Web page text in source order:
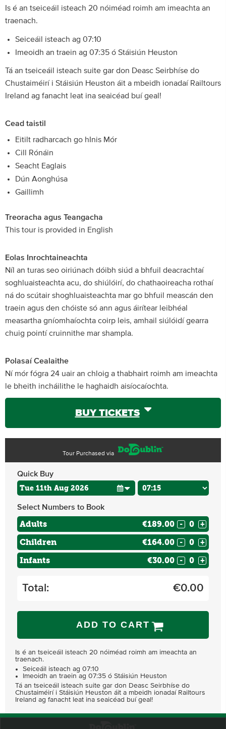
Is é an tseiceáil isteach 20 nóiméad roimh am imeachta an
traenach.
Seiceáil isteach ag 07:10
Imeoidh an traein ag 07:35 ó Stáisiún Heuston
Tá an tseiceáil isteach suite gar don Deasc Seirbhíse do
Chustaiméirí i Stáisiún Heuston áit a mbeidh ionadaí Railtours
Ireland ag fanacht leat ina seaicéad buí geal!
Cead taistil
Eitilt radharcach go hInis Mór
Cill Rónáin
Seacht Eaglais
Dún Aonghúsa
Gaillimh
Treoracha agus Teangacha
This tour is provided in English
Eolas Inrochtaineachta
Níl an turas seo oiriúnach dóibh siúd a bhfuil deacrachtaí
soghluaisteachta acu, do shiúlóirí, do chathaoireacha rothaí
ná do scútair shoghluaisteachta mar go bhfuil meascán den
traein agus den chóiste só ann agus áirítear leibhéal
measartha gníomhaíochta coirp leis, amhail siúlóidí gearra
chuig pointí cruinnithe mar shampla.
Polasaí Cealaithe
Ní mór fógra 24 uair an chloig a thabhairt roimh am imeachta
le bheith incháilithe le haghaidh aisíocaíochta.
BUY TICKETS
Tour Purchased via
Quick Buy
Select Numbers to Book
Adults €189.00 - +
Children €164.00 - +
Infants €30.00 - +
Total: €0.00
ADD TO CART
Is é an tseiceáil isteach 20 nóiméad roimh am imeachta an
traenach.
Seiceáil isteach ag 07:10
Imeoidh an traein ag 07:35 ó Stáisiún Heuston
Tá an tseiceáil isteach suite gar don Deasc Seirbhíse do
Chustaiméirí i Stáisiún Heuston áit a mbeidh ionadaí Railtours
Ireland ag fanacht leat ina seaicéad buí geal!